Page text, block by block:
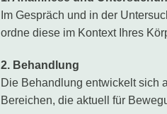
Im Gespräch und in der
ordne diese im Kontext Ihres
2. Behandlung
Die Behandlung entwickelt sich
Bereichen, die aktuell für